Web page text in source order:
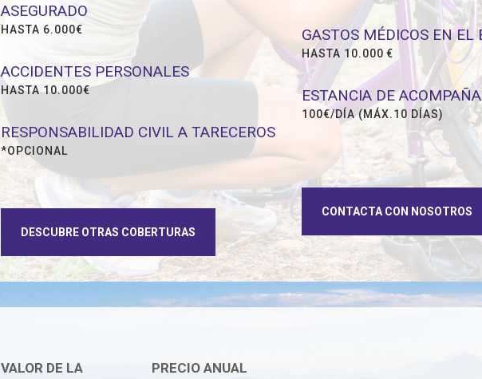
ASEGURADO
HASTA 6.000€
ACCIDENTES PERSONALES
HASTA 10.000€
RESPONSABILIDAD CIVIL A TARECEROS
*OPCIONAL
DESCUBRE OTRAS COBERTURAS
GASTOS MÉDICOS EN EL
HASTA 10.000 €
ESTANCIA DE
100€/DÍA (MÁX.10 DÍAS)
CONTACTA CON NOSOTROS
VALOR DE LA
PRECIO ANUAL